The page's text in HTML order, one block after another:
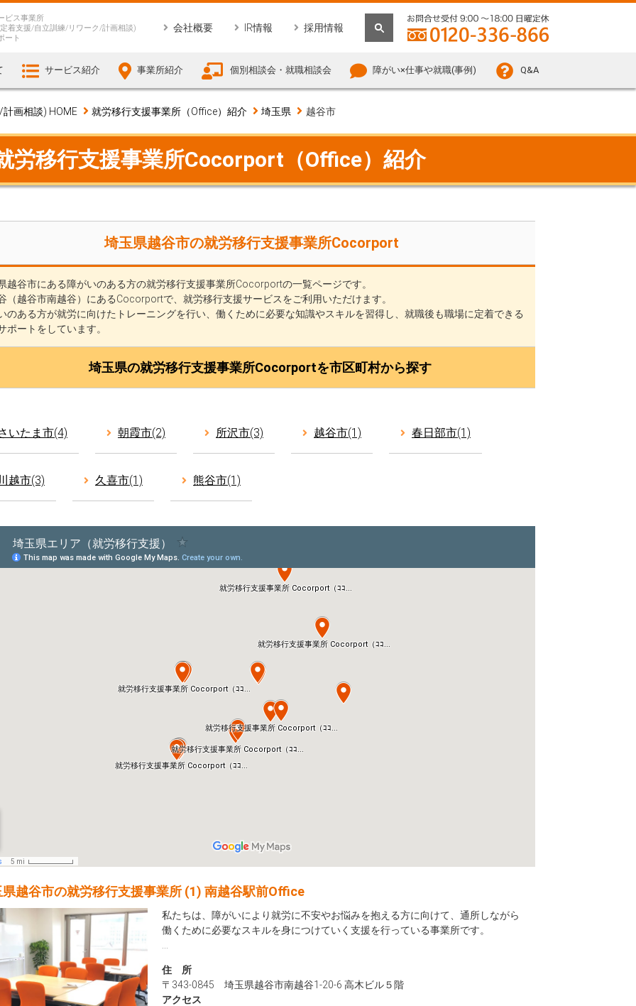
ビス事業所
着支援/自立訓練/リワーク/計画相談)
ート
会社概要 IR情報 採用情報
サービス紹介 事業所紹介 個別相談会・就職相談会 障がい×仕事や就職(事例) Q&A
画相談) HOME 就労移行支援事業所（Office）紹介 埼玉県 越谷市
労移行支援事業所Cocorport（Office）紹介
埼玉県越谷市の就労移行支援事業所Cocorport
越谷市にある障がいのある方の就労移行支援事業所Cocorportの一覧ページです。
（越谷市南越谷）にあるCocorportで、就労移行支援サービスをご利用いただけます。
のある方が就労に向けたトレーニングを行い、働くために必要な知識やスキルを習得し、就職後も職場に定着できる
ポートをしています。
埼玉県の就労移行支援事業所Cocorportを市区町村から探す
いたま市(4) 朝霞市(2) 所沢市(3) 越谷市(1) 春日部市(1)
越市(3) 久喜市(1) 熊谷市(1)
県越谷市の就労移行支援事業所 (1) 南越谷駅前Office
私たちは、障がいにより就労に不安やお悩みを抱える方に向けて、通所しながら
働くために必要なスキルを身につけていく支援を行っている事業所です。
てきました。ご利用者の中には、就職経験がない方や、離職期間が長い方、短期
離職が続いていた方など、さまざまな背景をお持ちの方がいらっしゃいます。
住 所
〒343-0845 埼玉県越谷市南越谷1-20-6 高木ビル５階
アクセス